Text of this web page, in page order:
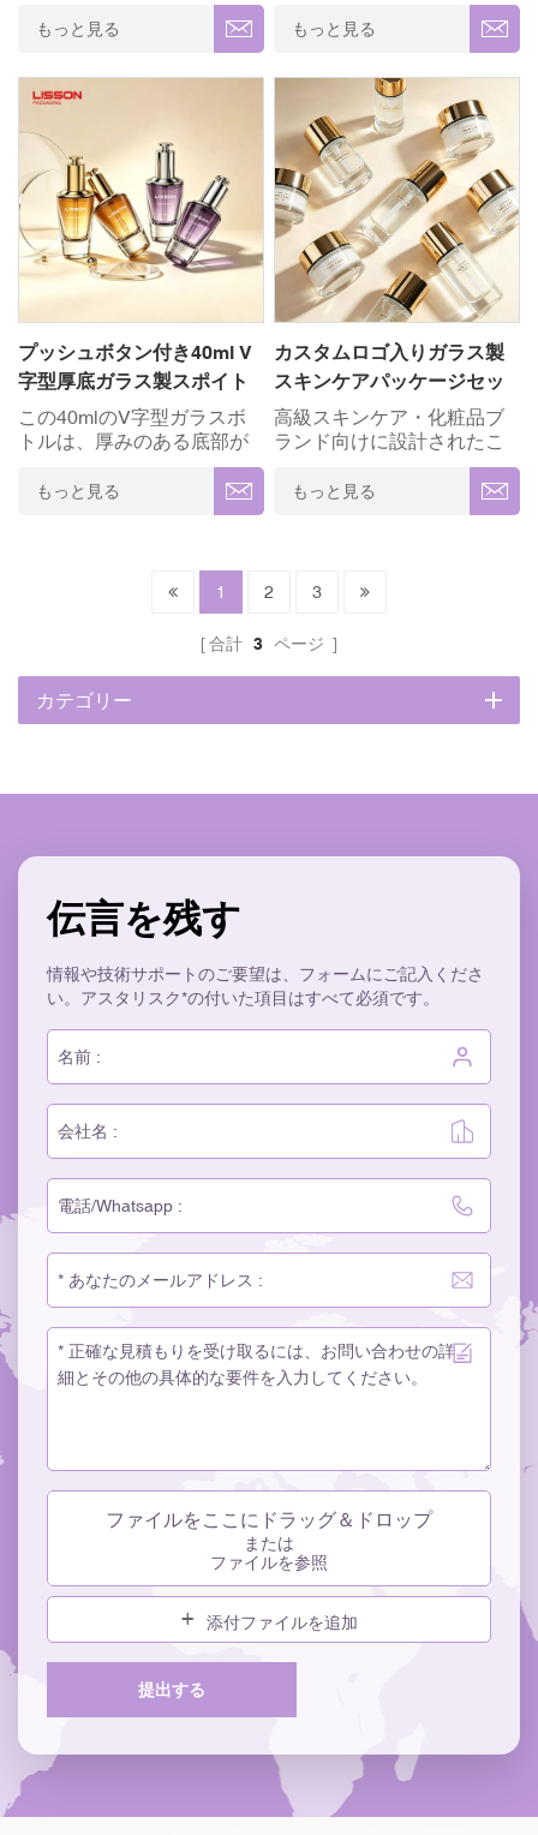
し、クラシックなスポイト
で正確な吐出が可能です。
フェイシャルセラム、エッ
センシャルオイル、液体製
ケージングに最適な、汎用
性の高いボトルです。カス
タムグラデーション仕上げ
のボトルやメタリックな金
具など、ボトル全体をパン
トンカラーでカスタマイズ
ッチさせることができま
す。✓ 高級厚手のガラス ✓
完全カスタマイズ
(OEM/ODM) ✓ クラシック
バルブドロッパーシステム
✓ ロゴ印刷＆ブランディン
グ ✓ エレガント 円錐形テー
パーデザイン✓ 環境に優し
もっと見る
る重厚感と質感を実現して
います。キャップは特徴的
な丸いボールキャップで
す。香水用のミストスプレ
ーや、美容液やリキッドフ
ァンデーション用のローシ
ョンポンプなど、用途に合
わせて様々なノズルを取り
付けることができます。ボ
トル本体の仕上げやプラス
チック製の金具など、ボト
ル全体をパントンカラーで
カスタマイズでき、ブラン
ドロゴを印刷して製品ライ
ンに完璧にマッチさせるこ
とも可能です。✓ 高級厚手
のガラス ✓ 完全カスタマイ
ズ(OEM/ODM) ✓ 精度ポン
プシステム ✓ ロゴ印刷＆ブ
ランディング ✓ エレガント
テーパー形状の人間工学に
もっと見る
プッシュボタン付き40ml V
字型厚底ガラス製スポイト
ボトル
この40mlのV字型ガラスボ
トルは、厚みのある底部が
高級感と重厚感を演出し、
革新的なプッシュボタン式
スポイトで正確な分量調節
イル、高級スキンケア製品
など、ハイエンド化粧品の
パッケージングに最適な、
汎用性の高いボトルです。
美しいパープルのグラデー
ション仕上げのボトル本体
と金属製の金具を含むボト
ンドロゴを印刷して製品ラ
手のガラス ✓ 完全カスタマ
イズ(OEM/ODM) ✓ 精度 プ
ッシュボタン式ドロッパー
✓ ロゴ印刷＆ブランディン
グ ✓ エレガント V字型人間
工学に基づいたデザイン✓
もっと見る
カスタムロゴ入りガラス製
スキンケアパッケージセッ
ト
高級スキンケア・化粧品ブ
ランド向けに設計されたこ
のガラス製ポンプボトルと
ジャーは、エレガントな外
観と信頼性の高い吐出性能
値処方に適しており、プラ
クト向けに幅広いカスタマ
イズが可能です。✓ 高級厚
手のガラス ✓ 完全カスタマ
イズ(OEM/ODM) ✓ 精度 ロ
ーションポンプシステム ✓
ザイン✓ 環境に優しいリサ
もっと見る
1 2 3
合計 3 ページ
カテゴリー
伝言を残す
情報や技術サポートのご要望は、フォームにご記入くださ
い。アスタリスク*の付いた項目はすべて必須です。
ファイルをここにドラッグ＆ドロップ
または
ファイルを参照
添付ファイルを追加
提出する